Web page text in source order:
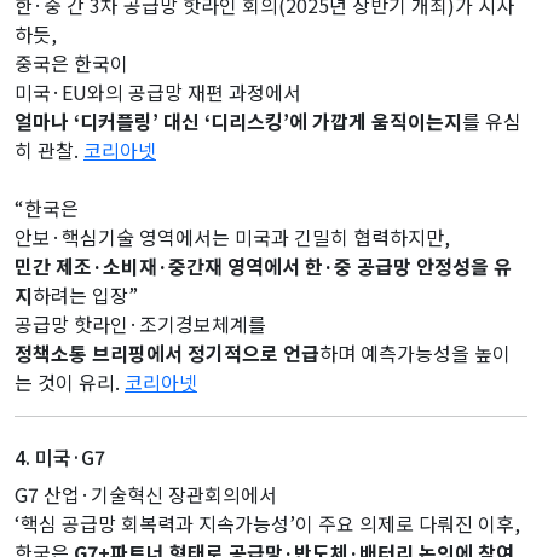
하듯,
중국은 한국이
미국·EU와의 공급망 재편 과정에서
얼마나 ‘디커플링’ 대신 ‘디리스킹’에 가깝게 움직이는지를 유심
히 관찰. 코리아넷
“한국은
안보·핵심기술 영역에서는 미국과 긴밀히 협력하지만,
민간 제조·소비재·중간재 영역에서 한·중 공급망 안정성을 유
지하려는 입장”
공급망 핫라인·조기경보체계를
정책소통 브리핑에서 정기적으로 언급하며 예측가능성을 높이
는 것이 유리. 코리아넷
4. 미국·G7
G7 산업·기술혁신 장관회의에서
‘핵심 공급망 회복력과 지속가능성’이 주요 의제로 다뤄진 이후,